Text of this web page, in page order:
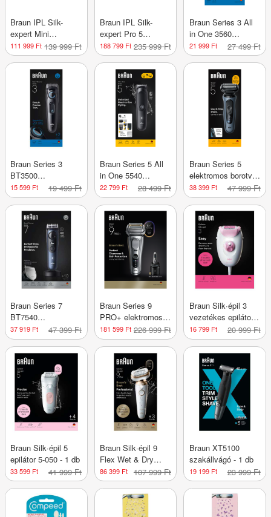
Braun IPL Silk-
expert Mini
szőrtelenítő
készülék PL1100
/pink - 1 db
111 999 Ft 139 999 Ft
Braun IPL Silk-
expert Pro 5
szőrtelenítő
készülék PL5210
/gold - 1 db
188 799 Ft 235 999 Ft
Braun Series 3 All
in One 3560
szakállvágó - 1 db
21 999 Ft 27 499 Ft
Braun Series 3
BT3500
szakállvágó /fekete
- 1 db
15 599 Ft 19 499 Ft
Braun Series 5 All
in One 5540
szakállvágó - 1 db
22 799 Ft 28 499 Ft
Braun Series 5
elektromos borotva
- 1 db
38 399 Ft 47 999 Ft
Braun Series 7
BT7540
szakállvágó /kék - 1
db
37 919 Ft 47 399 Ft
Braun Series 9
PRO+ elektromos
borotva férfiaknak -
1db
181 599 Ft 226 999 Ft
Braun Silk·épil 3
vezetékes epilátor
/rózsaszín - 1 db
16 799 Ft 20 999 Ft
Braun Silk·épil 5
epilátor 5-050 - 1 db
33 599 Ft 41 999 Ft
Braun Silk·épil 9
Flex Wet & Dry
epilátor 9-030 - 1 db
86 399 Ft 107 999 Ft
Braun XT5100
szakállvágó - 1 db
19 199 Ft 23 999 Ft